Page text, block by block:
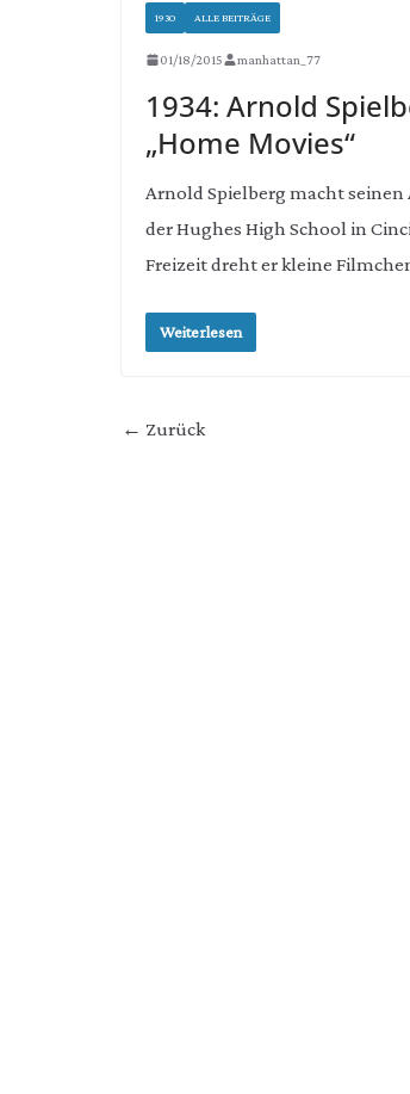
1930 ALLE BEITRÄGE
01/18/2015 manhattan_77
1934: Arnold
„Home Movies“
Arnold Spielberg macht seinen
der Hughes High School in
Freizeit dreht er kleine
Weiterlesen
← Zurück